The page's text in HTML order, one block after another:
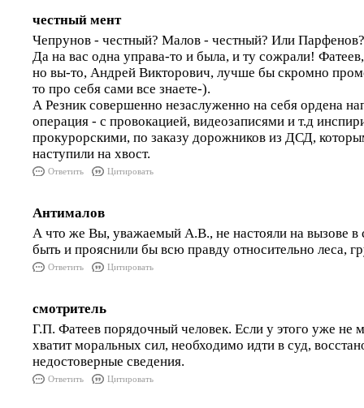
честный мент
Чепрунов - честный? Малов - честный? Или
Да на вас одна управа-то и была, и ту сожрали!
но вы-то, Андрей Викторович, лучше бы скромно
то про себя сами все знаете-).
А Резник совершенно незаслуженно на себя ордена
операция - с провокацией, видеозаписями и т.д
прокурорскими, по заказу дорожников из ДСД,
наступили на хвост.
Ответить Цитировать
Антималов
А что же Вы, уважаемый А.В., не настояли на вызове в
быть и прояснили бы всю правду относительно леса,
Ответить Цитировать
смотритель
Г.П. Фатеев порядочный человек. Если у этого уже не
хватит моральных сил, необходимо идти в суд,
недостоверные сведения.
Ответить Цитировать